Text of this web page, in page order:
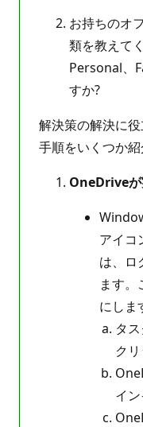
お持ちのオ
類を教えて
Personal、
すか?
解決策の解決に
手順をいくつか紹
OneDriveが
アイコ
は、ロ
ます。
にしま
タ
クリ
イン